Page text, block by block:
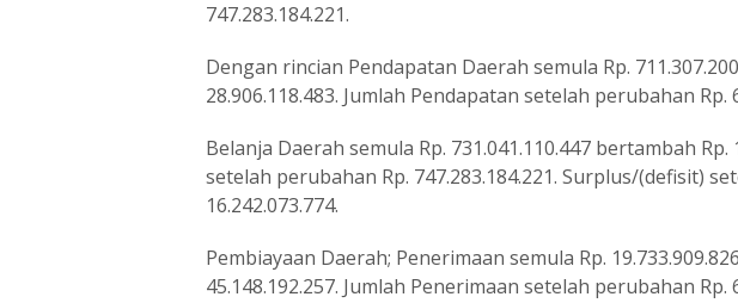
747.283.184.221.
Dengan rincian Pendapatan Daerah semula Rp.
28.906.118.483. Jumlah Pendapatan setelah perubahan Rp.
Belanja Daerah semula Rp. 731.041.110.447 bertambah Rp.
setelah perubahan Rp. 747.283.184.221. Surplus/(defisit)
16.242.073.774.
Pembiayaan Daerah; Penerimaan semula Rp.
45.148.192.257. Jumlah Penerimaan setelah perubahan Rp.